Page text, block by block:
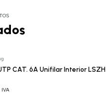
CAT. 6A Unifilar Interior LSZH
IVA